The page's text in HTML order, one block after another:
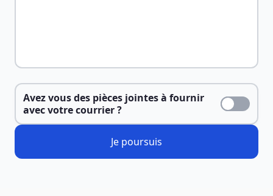
Avez vous des pièces jointes à fournir
avec votre courrier ?
Je poursuis